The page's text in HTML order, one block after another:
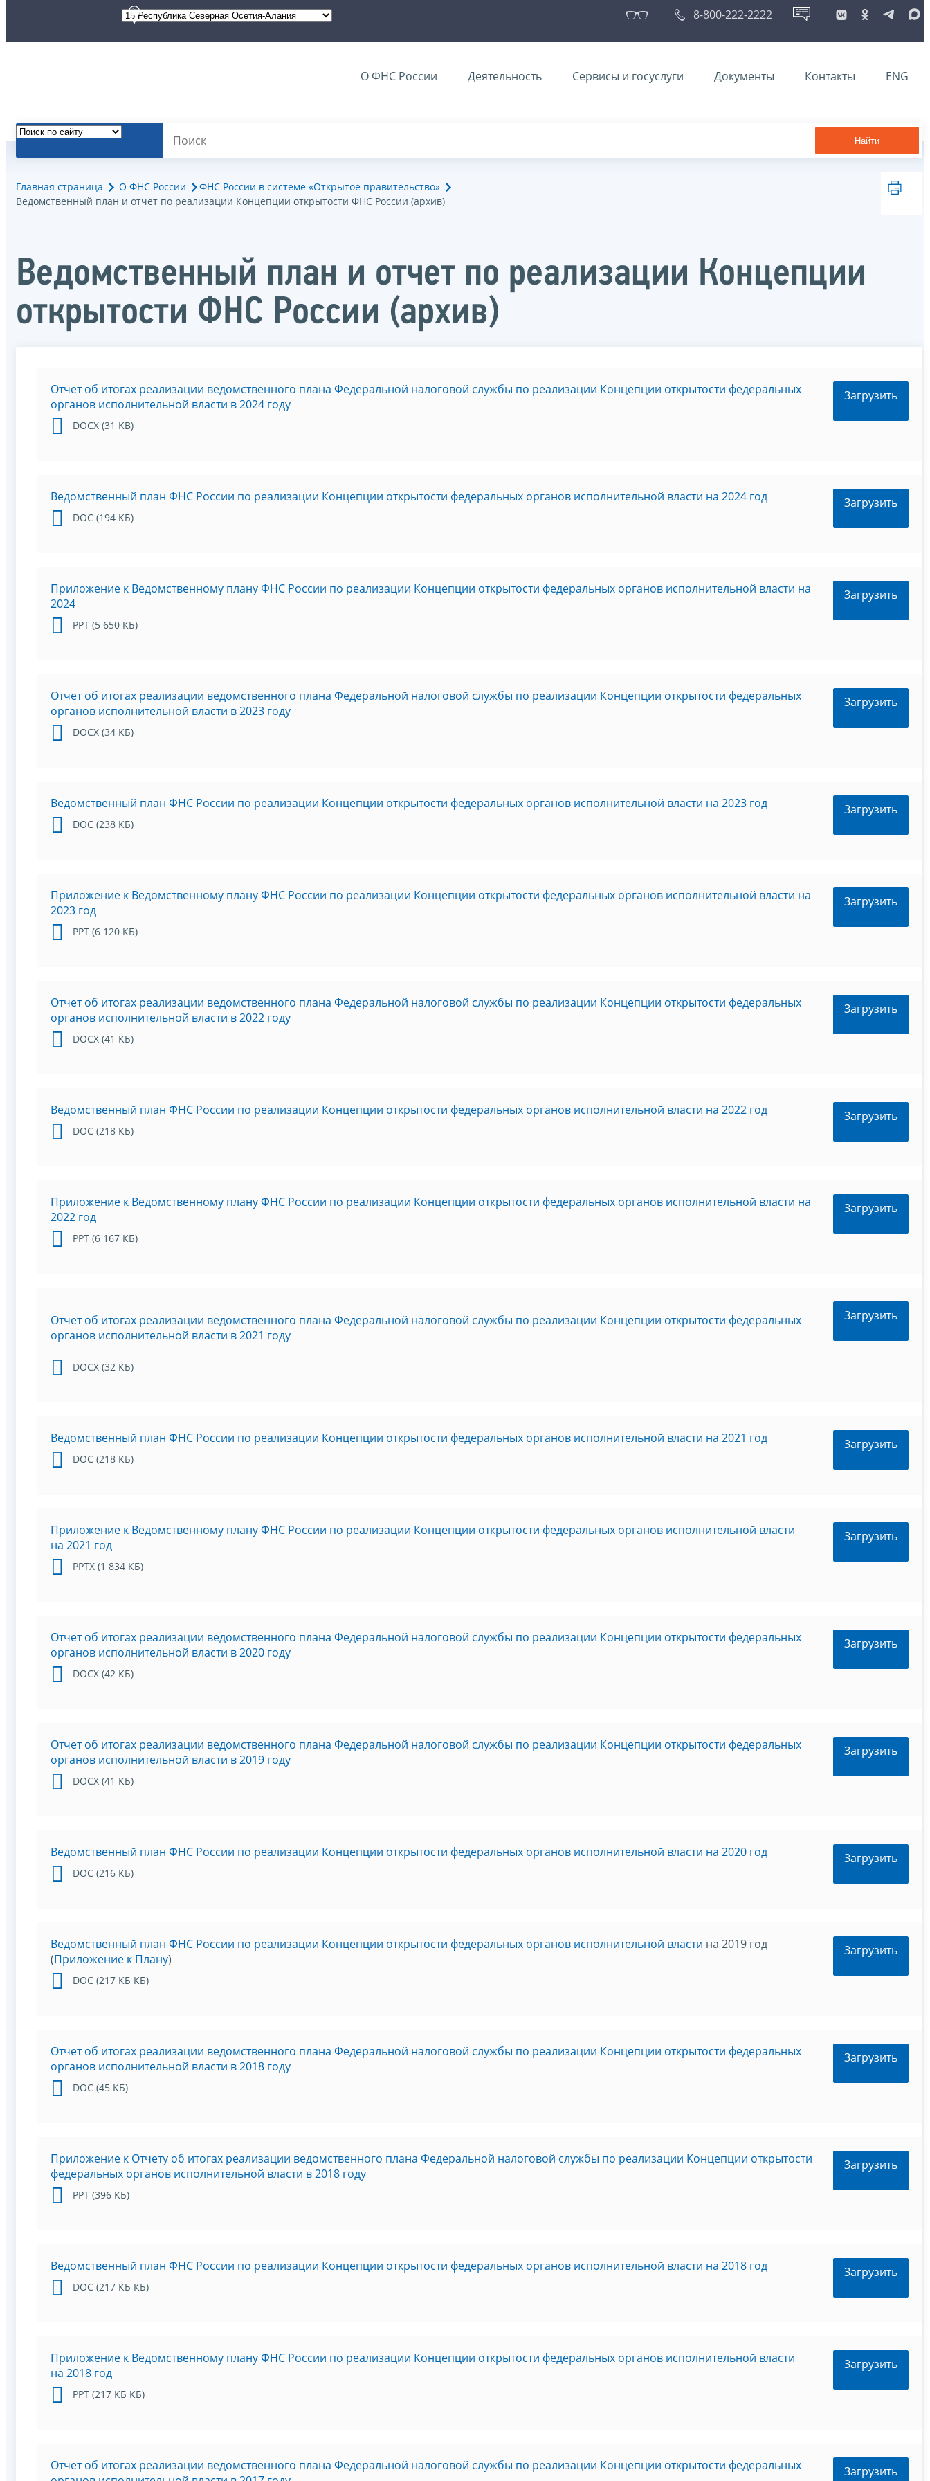
8-800-222-2222
О ФНС России Деятельность Сервисы и госуслуги Документы Контакты ENG
Найти
Главная страница О ФНС России
ФНС России в системе «Открытое правительство»
Ведомственный план и отчет по реализации Концепции открытости ФНС России (архив)
Ведомственный план и отчет по реализации Концепции
открытости ФНС России (архив)
Отчет об итогах реализации ведомственного плана Федеральной налоговой службы по реализации Концепции открытости федеральных
органов исполнительной власти в 2024 году
DOCX (31 KB)
Загрузить
Ведомственный план ФНС России по реализации Концепции открытости федеральных органов исполнительной власти на 2024 год
DOC (194 КБ)
Загрузить
Приложение к Ведомственному плану ФНС России по реализации Концепции открытости федеральных органов исполнительной власти на
2024
PPT (5 650 КБ)
Загрузить
Отчет об итогах реализации ведомственного плана Федеральной налоговой службы по реализации Концепции открытости федеральных
органов исполнительной власти в 2023 году
DOCX (34 КБ)
Загрузить
Ведомственный план ФНС России по реализации Концепции открытости федеральных органов исполнительной власти на 2023 год
DOC (238 КБ)
Загрузить
Приложение к Ведомственному плану ФНС России по реализации Концепции открытости федеральных органов исполнительной власти на
2023 год
PPT (6 120 КБ)
Загрузить
Отчет об итогах реализации ведомственного плана Федеральной налоговой службы по реализации Концепции открытости федеральных
органов исполнительной власти в 2022 году
DOCX (41 КБ)
Загрузить
Ведомственный план ФНС России по реализации Концепции открытости федеральных органов исполнительной власти на 2022 год
DOC (218 КБ)
Загрузить
Приложение к Ведомственному плану ФНС России по реализации Концепции открытости федеральных органов исполнительной власти на
2022 год
PPT (6 167 КБ)
Загрузить
Отчет об итогах реализации ведомственного плана Федеральной налоговой службы по реализации Концепции открытости федеральных
органов исполнительной власти в 2021 году
DOCX (32 КБ)
Загрузить
Ведомственный план ФНС России по реализации Концепции открытости федеральных органов исполнительной власти на 2021 год
DOC (218 КБ)
Загрузить
Приложение к Ведомственному плану ФНС России по реализации Концепции открытости федеральных органов исполнительной власти
на 2021 год
PPTX (1 834 КБ)
Загрузить
Отчет об итогах реализации ведомственного плана Федеральной налоговой службы по реализации Концепции открытости федеральных
органов исполнительной власти в 2020 году
DOCX (42 КБ)
Загрузить
Отчет об итогах реализации ведомственного плана Федеральной налоговой службы по реализации Концепции открытости федеральных
органов исполнительной власти в 2019 году
DOCX (41 КБ)
Загрузить
Ведомственный план ФНС России по реализации Концепции открытости федеральных органов исполнительной власти на 2020 год
DOC (216 КБ)
Загрузить
Ведомственный план ФНС России по реализации Концепции открытости федеральных органов исполнительной власти на 2019 год
(Приложение к Плану)
DOC (217 КБ КБ)
Загрузить
Отчет об итогах реализации ведомственного плана Федеральной налоговой службы по реализации Концепции открытости федеральных
органов исполнительной власти в 2018 году
DOC (45 КБ)
Загрузить
Приложение к Отчету об итогах реализации ведомственного плана Федеральной налоговой службы по реализации Концепции открытости
федеральных органов исполнительной власти в 2018 году
PPT (396 КБ)
Загрузить
Ведомственный план ФНС России по реализации Концепции открытости федеральных органов исполнительной власти на 2018 год
DOC (217 КБ КБ)
Загрузить
Приложение к Ведомственному плану ФНС России по реализации Концепции открытости федеральных органов исполнительной власти
на 2018 год
PPT (217 КБ КБ)
Загрузить
Отчет об итогах реализации ведомственного плана Федеральной налоговой службы по реализации Концепции открытости федеральных
Загрузить